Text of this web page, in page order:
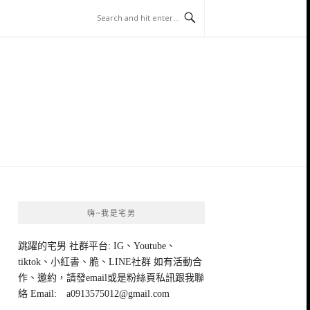
嗨~我是宅男
跳躍的宅男 社群平台: IG、Youtube、
tiktok、小紅書、脆、LINE社群 如有活動合
作、邀約，請發email或是粉絲頁私訊跟我聯
絡 Email: a0913575012@gmail.com